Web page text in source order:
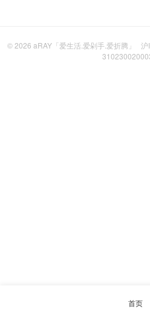
© 2026 aRAY「爱生活.爱剁手.爱折腾」 沪
首页